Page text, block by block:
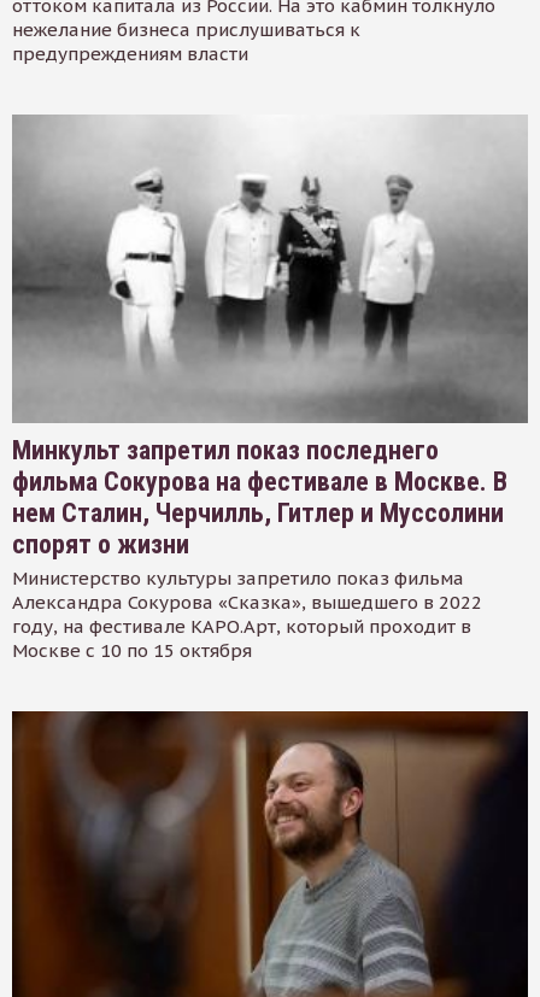
оттоком капитала из России. На это кабмин толкнуло
нежелание бизнеса прислушиваться к
предупреждениям власти
Минкульт запретил показ последнего
фильма Сокурова на фестивале в Москве. В
нем Сталин, Черчилль, Гитлер и Муссолини
спорят о жизни
Министерство культуры запретило показ фильма
Александра Сокурова «Сказка», вышедшего в 2022
году, на фестивале КАРО.Арт, который проходит в
Москве с 10 по 15 октября